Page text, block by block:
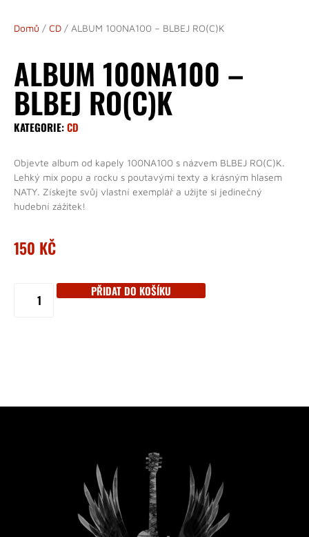
Domů / CD / ALBUM 100NA100 – BLBEJ RO(C)K
ALBUM 100NA100 –
BLBEJ RO(C)K
KATEGORIE:CD
Objevte album od kapely 100NA100 s názvem BLBEJ RO(C)K.
Lehký mix popu a rocku s poutavými texty a krásným hlasem
NATY. Získejte svůj vlastní exemplář a užijte si jedinečný
hudební zážitek!
150 KČ
PŘIDAT DO KOŠÍKU